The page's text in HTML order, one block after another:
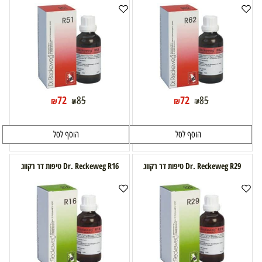
₪85
₪72
הוסף לסל
₪85
₪72
הוסף לסל
Dr. Reckeweg R29 טיפות דר רקווג Dr. Reckeweg R16 טיפות דר רקווג